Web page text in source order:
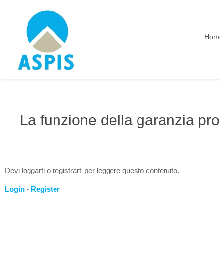
La funzione della garanzia
Devi loggarti o registrarti per leggere questo contenuto.
Login - Register